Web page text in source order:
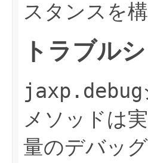
スタンスを
トラブル
jaxp.debug
メソッドは
量のデバッ